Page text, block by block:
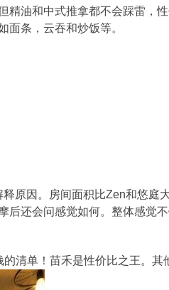
油和中式推拿都不会踩雷，
条，云吞和炒饭等。
原因。房间面积比Zen和悠庭
还会问感觉如何。整体感觉不
清单！苗禾是性价比之王。其